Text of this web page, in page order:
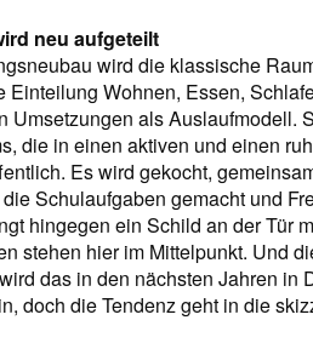
neu aufgeteilt
wird die klassische
Einteilung Wohnen, Essen,
Umsetzungen als Auslaufmodell.
die in einen aktiven und einen
Es wird gekocht,
Schulaufgaben gemacht und
hingegen ein Schild an der Tür
stehen hier im Mittelpunkt. Und
das in den nächsten Jahren in
doch die Tendenz geht in die